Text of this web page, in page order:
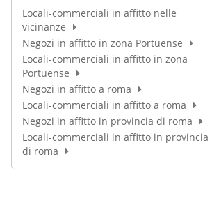
Locali-commerciali in affitto nelle
vicinanze
Negozi in affitto in zona Portuense
Locali-commerciali in affitto in zona
Portuense
Negozi in affitto a roma
Locali-commerciali in affitto a roma
Negozi in affitto in provincia di roma
Locali-commerciali in affitto in provincia
di roma